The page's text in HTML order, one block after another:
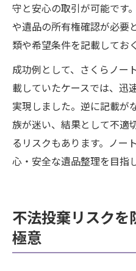
守と安心の取引が可能です
や遺品の所有権確認が必要
類や希望条件を記載してお
成功例として、さくらノー
載していたケースでは、迅
実現しました。逆に記載が
族が迷い、結果として不適
るリスクもあります。ノー
心・安全な遺品整理を目指
不法投棄リスクを
極意